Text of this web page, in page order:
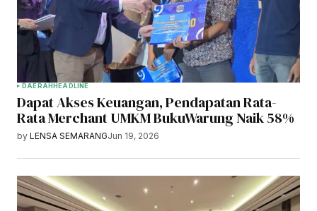
DAERAHHEADLINE
Dapat Akses Keuangan, Pendapatan Rata-
Rata Merchant UMKM BukuWarung Naik 58%
by LENSA SEMARANGJun 19, 2026